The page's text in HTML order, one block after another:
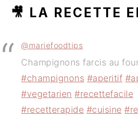
🎥 LA RECETTE
@mariefoodtips
Champignons farcis au
#champignons #aperitif
#vegetarien #recettefacile
#recetterapide #cuisine